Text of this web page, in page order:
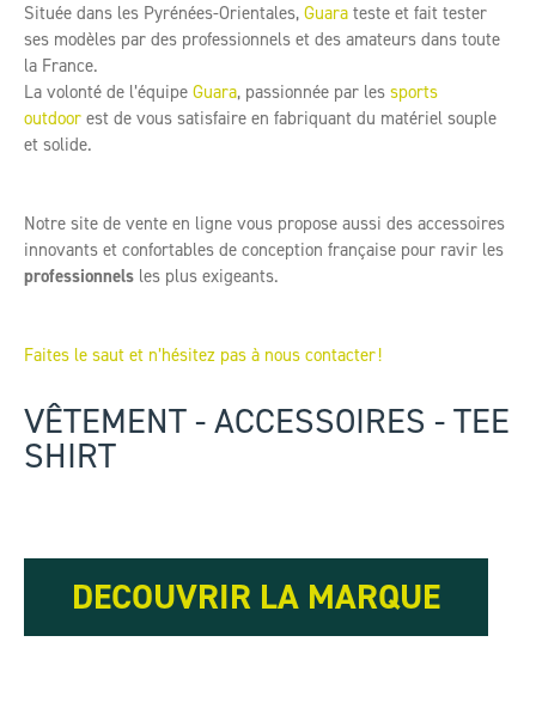
Située dans les Pyrénées-Orientales, Guara teste et fait tester
ses modèles par des professionnels et des amateurs dans toute
la France.
La volonté de l’équipe Guara, passionnée par les sports
outdoor est de vous satisfaire en fabriquant du matériel souple
et solide.
Notre site de vente en ligne vous propose aussi des accessoires
innovants et confortables de conception française pour ravir les
professionnels les plus exigeants.
Faites le saut et n’hésitez pas à nous contacter !
VÊTEMENT - ACCESSOIRES - TEE
SHIRT
DECOUVRIR LA MARQUE